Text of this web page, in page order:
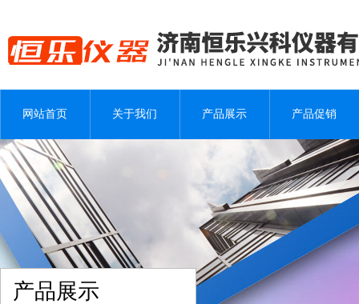
网站首页 关于我们 产品展示 产品促销
产品展示